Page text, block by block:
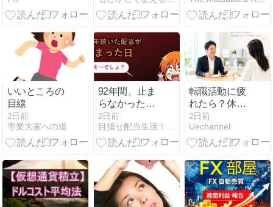
定の14日後
ド・手数料・
いいところの
目線
2日前
専業大家への道
92年間、止ま
らなかった配
当が止まった
——「配当貴
族」脱落のそ
タで【WBA・
3M・VFCの減
配実例／2026
年版】
2日前
目指せ配当生活！配当太郎の米国株ブログ
転職活動に疲
れたら？休ん
でいい理由
2日前
Uechannel.